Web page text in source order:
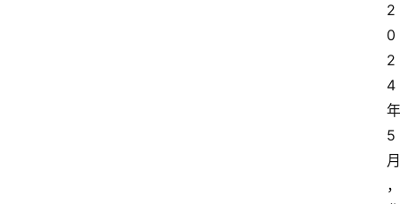
2
0
2
4
年
5
月
，